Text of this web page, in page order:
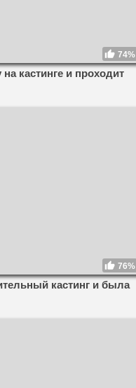
74%
кастинге и проходит
76%
кастинг и была